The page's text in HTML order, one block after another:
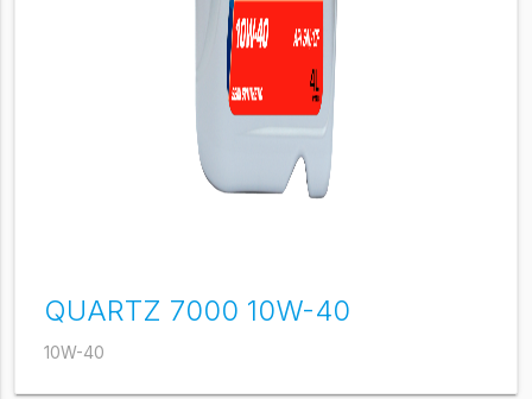
QUARTZ 7000 10W-40
10W-40